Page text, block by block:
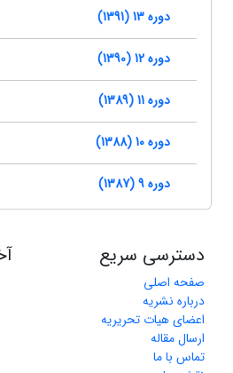
دوره 13 (1391)
دوره 12 (1390)
دوره 11 (1389)
دوره 10 (1388)
دوره 9 (1387)
دسترسی سریع
صفحه اصلی
درباره نشریه
اعضای هیات تحریریه
ارسال مقاله
تماس با ما